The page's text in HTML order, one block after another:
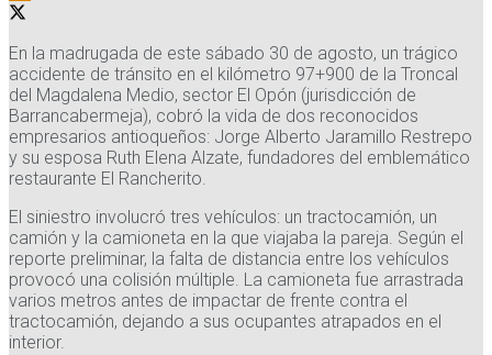
En la madrugada de este sábado 30 de agosto, un trágico
accidente de tránsito en el kilómetro 97+900 de la Troncal
del Magdalena Medio, sector El Opón (jurisdicción de
Barrancabermeja), cobró la vida de dos reconocidos
empresarios antioqueños: Jorge Alberto Jaramillo Restrepo
y su esposa Ruth Elena Alzate, fundadores del emblemático
restaurante El Rancherito.
El siniestro involucró tres vehículos: un tractocamión, un
camión y la camioneta en la que viajaba la pareja. Según el
reporte preliminar, la falta de distancia entre los vehículos
provocó una colisión múltiple. La camioneta fue arrastrada
varios metros antes de impactar de frente contra el
tractocamión, dejando a sus ocupantes atrapados en el
interior.